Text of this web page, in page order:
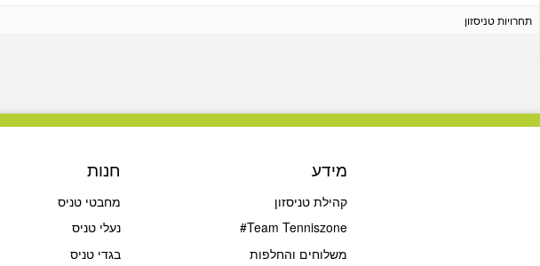
תחרויות טניסזון
מידע
קהילת טניסזון
Team Tenniszone#
משלוחים והחלפות
חנות
מחבטי טניס
נעלי טניס
בגדי טניס